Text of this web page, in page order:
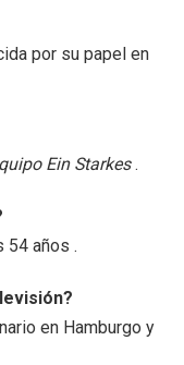
por su papel en
Ein Starkes.
54 años .
en Hamburgo y